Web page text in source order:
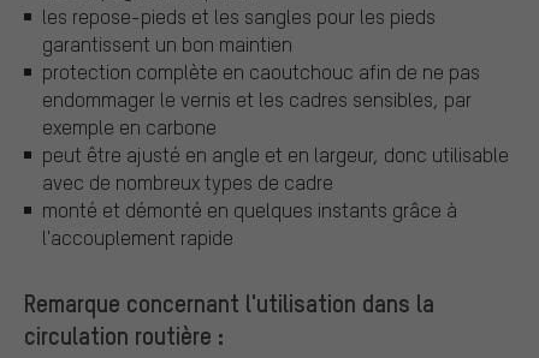
les repose-pieds et les sangles pour les pieds
garantissent un bon maintien
protection complète en caoutchouc afin de ne pas
endommager le vernis et les cadres sensibles, par
exemple en carbone
peut être ajusté en angle et en largeur, donc utilisable
avec de nombreux types de cadre
monté et démonté en quelques instants grâce à
l'accouplement rapide
Remarque concernant l'utilisation dans la
circulation routière :